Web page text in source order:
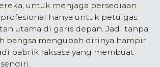
untuk menjaga persediaan
hanya untuk petuigas
utama di garis depan. Jadi tanpa
bangsa mengubah dirinya hampir
pabrik raksasa yang membuat